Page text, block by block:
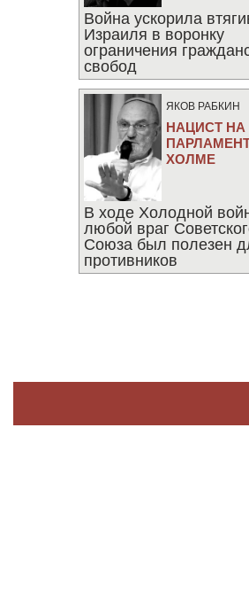
Война ускорила
Израиля в воронку
ограничения
свобод
ЯКОВ РАБКИН
НАЦИСТ НА
ХОЛМЕ
В ходе Холодной
любой враг
Союза был полезен
противников